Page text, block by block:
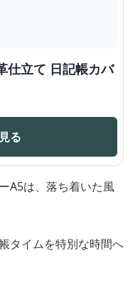
仕立て 日記帳カバ
る
A5は、落ち着いた風
タイムを特別な時間へ